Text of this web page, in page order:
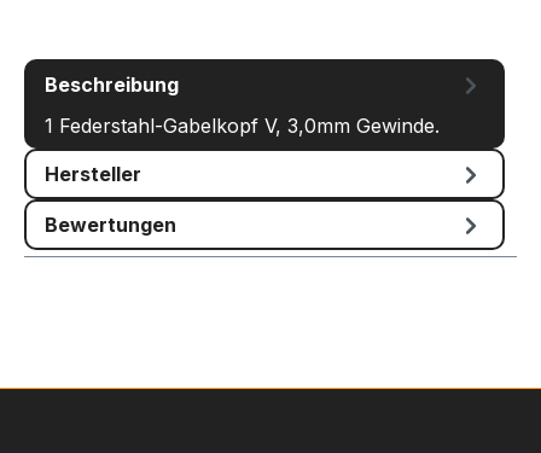
Beschreibung
1 Federstahl-Gabelkopf V, 3,0mm Gewinde.
Hersteller
Bewertungen